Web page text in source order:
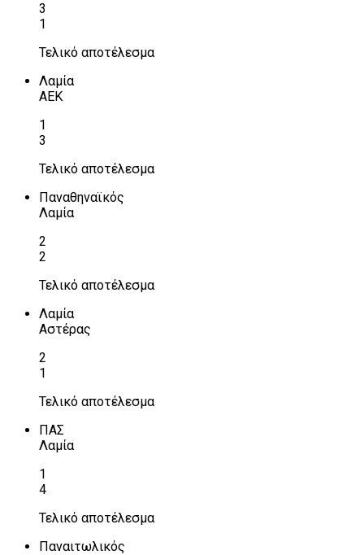
3
1
Τελικό αποτέλεσμα
Λαμία
ΑΕΚ
1
3
Τελικό αποτέλεσμα
Παναθηναϊκός
Λαμία
2
2
Τελικό αποτέλεσμα
Λαμία
Αστέρας
2
1
Τελικό αποτέλεσμα
ΠΑΣ
Λαμία
1
4
Τελικό αποτέλεσμα
Παναιτωλικός